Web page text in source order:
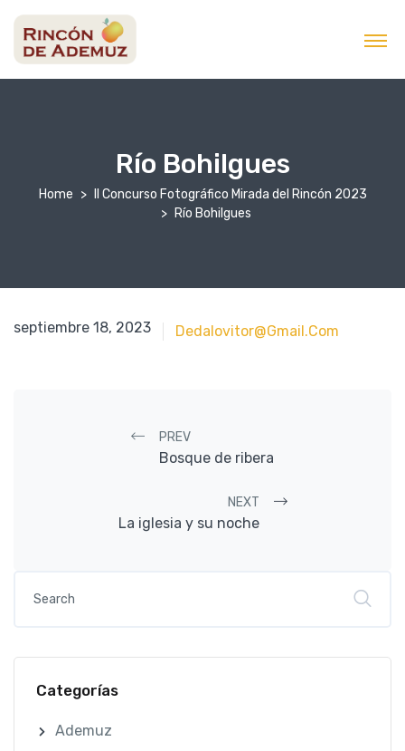
Río Bohilgues
Home
II Concurso Fotográfico Mirada del Rincón 2023
Río Bohilgues
septiembre 18, 2023
septiembre 18, 2023 Dedalovitor@gmail.com
Post navigation
PREV
Bosque de ribera
NEXT
La iglesia y su noche
Categorías
Ademuz